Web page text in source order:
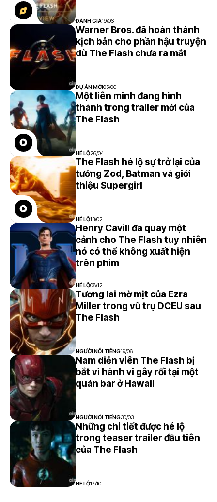
ĐÁNH GIÁ19/06
Warner Bros. đã hoàn thành
kịch bản cho phần hậu truyện
dù The Flash chưa ra mắt
DỰ ÁN MỚI05/06
Một liên minh đang hình
thành trong trailer mới của
The Flash
HÉ LỘ26/04
The Flash hé lộ sự trở lại của
tướng Zod, Batman và giới
thiệu Supergirl
HÉ LỘ13/02
Henry Cavill đã quay một
cảnh cho The Flash tuy nhiên
nó có thể không xuất hiện
trên phim
HÉ LỘ08/12
Tương lai mờ mịt của Ezra
Miller trong vũ trụ DCEU sau
The Flash
NGƯỜI NỔI TIẾNG19/06
Nam diễn viên The Flash bị
bắt vì hành vi gây rối tại một
quán bar ở Hawaii
NGƯỜI NỔI TIẾNG30/03
Những chi tiết được hé lộ
trong teaser trailer đầu tiên
của The Flash
HÉ LỘ17/10